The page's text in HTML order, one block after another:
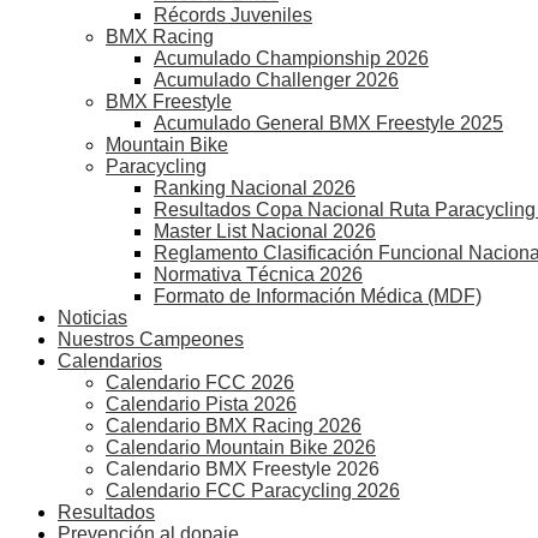
Récords Juveniles
BMX Racing
Acumulado Championship 2026
Acumulado Challenger 2026
BMX Freestyle
Acumulado General BMX Freestyle 2025
Mountain Bike
Paracycling
Ranking Nacional 2026
Resultados Copa Nacional Ruta
Master List Nacional 2026
Reglamento Clasificación Funcional Nacional
Normativa Técnica 2026
Formato de Información Médica (MDF)
Noticias
Nuestros Campeones
Calendarios
Calendario FCC 2026
Calendario Pista 2026
Calendario BMX Racing 2026
Calendario Mountain Bike 2026
Calendario BMX Freestyle 2026
Calendario FCC Paracycling 2026
Resultados
Prevención al dopaje